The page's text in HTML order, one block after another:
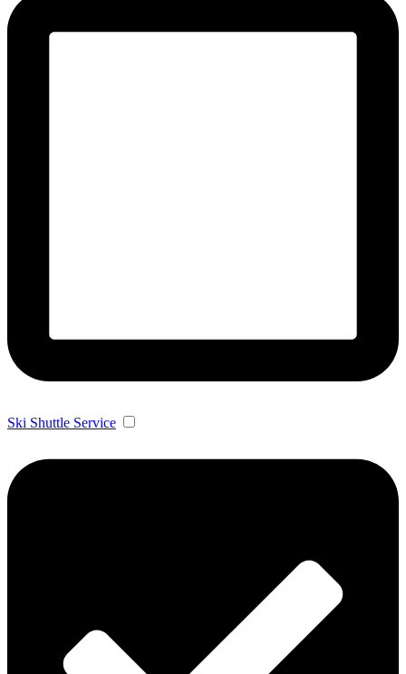
Ski Shuttle Service